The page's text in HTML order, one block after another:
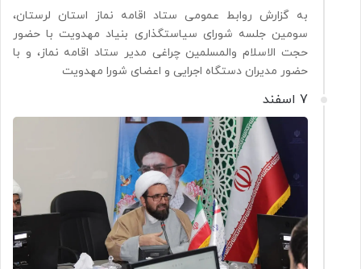
به گزارش روابط عمومی ستاد اقامه نماز استان لرستان،
سومین جلسه شورای سیاستگذاری بنیاد مهدویت با حضور
حجت الاسلام والمسلمین چراغی مدیر ستاد اقامه نماز، و با
حضور مدیران دستگاه اجرایی و اعضای شورا مهدویت
7 اسفند